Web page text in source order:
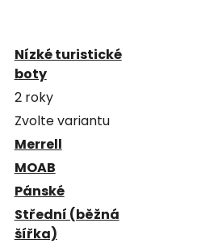
Nízké turistické
boty
2 roky
Zvolte variantu
Merrell
MOAB
Pánské
Střední (běžná
šířka)